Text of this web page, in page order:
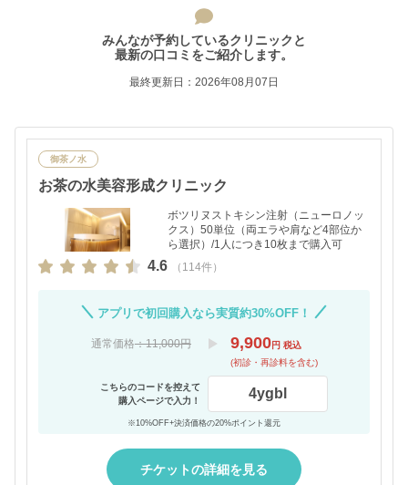
みんなが予約しているクリニックと
最新の口コミをご紹介します。
最終更新日：2026年08月07日
御茶ノ水
お茶の水美容形成クリニック
ボツリヌストキシン注射（ニューロノッ
クス）50単位（両エラや肩など4部位か
ら選択）/1人につき10枚まで購入可
4.6 （114件）
アプリで初回購入なら実質約30%OFF！
通常価格：11,000円 9,900円 税込
(初診・再診料を含む)
こちらのコードを控えて
購入ページで入力！
4ygbl
※10%OFF+決済価格の20%ポイント還元
チケットの詳細を見る